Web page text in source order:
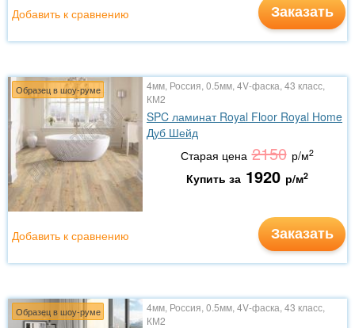
Заказать
Добавить к сравнению
Образец в шоу-руме
4мм, Россия, 0.5мм, 4V-фаска, 43 класс,
КМ2
SPC ламинат Royal Floor Royal Home
Дуб Шейд
Старая цена 2150 р/м2
Купить за 1920 р/м2
Заказать
Добавить к сравнению
Образец в шоу-руме
4мм, Россия, 0.5мм, 4V-фаска, 43 класс,
КМ2